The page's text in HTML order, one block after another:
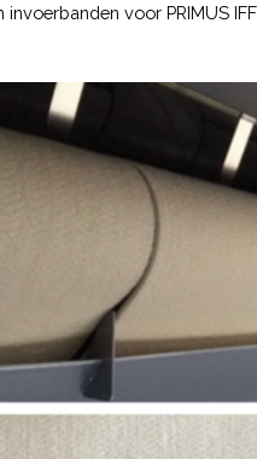
invoerbanden voor PRIMUS
image slideshow Items